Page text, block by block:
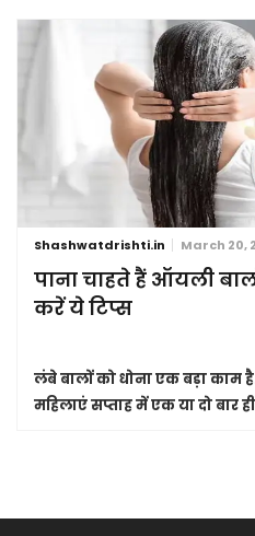
Shashwatdrishti.in March 20,
पाना चाहते हैं ऑयली
करें ये टिप्स
लंबे बालों को धोना एक बड़ा
महिलाएं सप्ताह में एक या दो बार